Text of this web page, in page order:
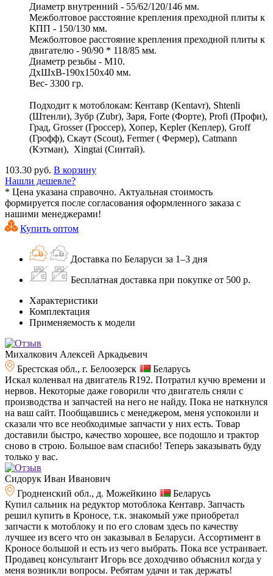
Диаметр внутренний - 55/62/120/146 мм.
Межболтовое расстояние крепления преходной плиты к
КПП - 150/130 мм.
Межболтовое расстояние крепления преходной плиты к
двигателю - 90/90 * 118/85 мм.
Диаметр резьбы - М10.
ДхШхВ-190х150х40 мм.
Вес- 3300 гр.
Подходит к мотоблокам: Кентавр (Kentavr), Shtenli
(Штенли), Зубр (Zubr), Заря, Forte (Форте), Profi (Профи),
Град, Grosser (Гроссер), Хопер, Kepler (Кеплер), Groff
(Грофф), Скаут (Scout), Fermer ( Фермер), Catmann
(Кэтман), Xingtai (Синтай).
103.30 руб. В корзину
Нашли дешевле?
* Цена указана справочно. Актуальная стоимость
формируется после согласования оформленного заказа с
нашими менеджерами!
Купить оптом
Доставка по Беларуси за 1–3 дня
Бесплатная доставка при покупке от 500 р.
Характеристики
Комплектация
Применяемость к модели
Михалкович Алексей Аркадьевич
Брестская обл., г. Белоозерск
Беларусь
Искал коленвал на двигатель R192. Потратил кучю времени и
нервов. Некоторые даже говорили что двигатель сняли с
производства и запчастей на него не найду. Пока не наткнулся
на ваш сайт. Пообщавшись с менеджером, меня успокоили и
сказали что все необходимые запчасти у них есть. Товар
доставили быстро, качество хорошее, все подошло и трактор
сново в строю. Большое вам спасибо! Теперь заказывать буду
только у вас.
Сидорук Иван Иванович
Гродненский обл., д. Можейкино
Беларусь
Купил сальник на редуктор мотоблока Кентавр. Запчасть
решил купить в Кроносе, т.к. знакомый уже приобретал
запчасти к мотоблоку и по его словам здесь по качеству
лучшее из всего что он заказывал в Беларуси. Ассортимент в
Кроносе большой и есть из чего выбрать. Пока все устраивает.
Продавец консультант Игорь все доходчиво объяснил когда у
меня возникли вопросы. Ребятам удачи и так держать!